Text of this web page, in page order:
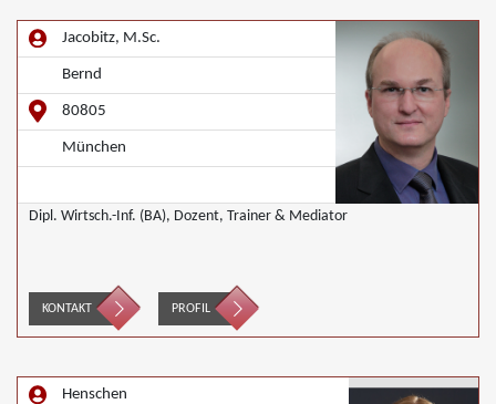
Jacobitz, M.Sc.
Bernd
80805
München
Dipl. Wirtsch.-Inf. (BA), Dozent, Trainer & Mediator
KONTAKT PROFIL
Henschen